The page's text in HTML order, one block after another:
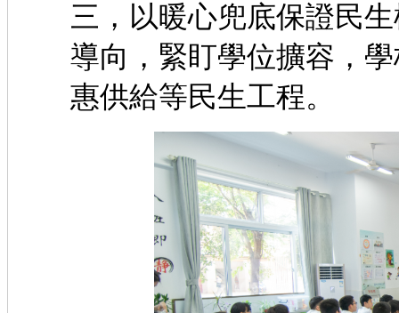
三，以暖心兜底保證民
導向，緊盯學位擴容，
惠供給等民生工程。